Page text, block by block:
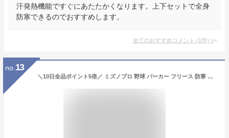
汗発熱機能ですぐにあたたかくなります。上下セットで全身
防寒できるのでおすすめします。
全てのおすすめコメント (1件) >
no. 13
＼10日全品ポイント5倍／ ミズノプロ 野球 パーカー フリース 防寒 秋冬 限定 ミズノ ウェア アウター ウエア フリース フリースパーカー 大人 一般 メンズ トレーニングウェア 12JEBK71 MIZUNO 野球用品 スワロースポーツ